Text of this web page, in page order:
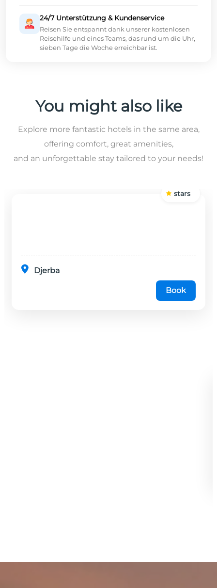
24/7 Unterstützung & Kundenservice
Reisen Sie entspannt dank unserer kostenlosen
Reisehilfe und eines Teams, das rund um die Uhr,
sieben Tage die Woche erreichbar ist.
You might also like
Explore more fantastic hotels in the same area,
offering comfort, great amenities,
and an unforgettable stay tailored to your needs!
Djerba
stars
Book